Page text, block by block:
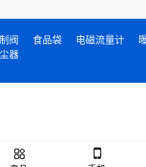
要花费人力物力，一台雷蒙磨粉
的工人工资，还有劳...
制粉行业中很常见的制粉设备，
阀 食品袋 电磁流量计
器